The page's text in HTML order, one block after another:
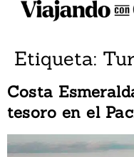
Etiqueta:
Costa
tesoro en el